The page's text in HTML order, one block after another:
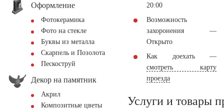
Оформление
Фотокерамика
Фото на стекле
Буквы из металла
Скарпель и Позолота
Пескоструй
Декор на памятник
Акрил
Композитные цветы
20:00
Возможность
захоронения —
Открыто
Как доехать —
смотреть карту
проезда
Услуги и товары